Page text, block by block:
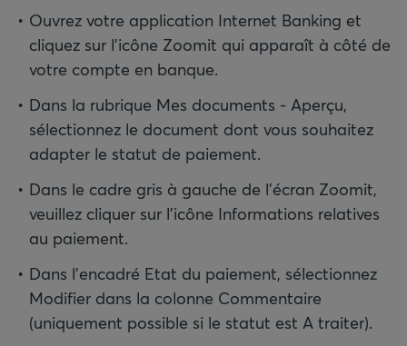
Ouvrez votre application Internet Banking et
cliquez sur l'icône Zoomit qui apparaît à côté de
votre compte en banque.
Dans la rubrique Mes documents - Aperçu,
sélectionnez le document dont vous souhaitez
adapter le statut de paiement.
Dans le cadre gris à gauche de l'écran Zoomit,
veuillez cliquer sur l'icône Informations relatives
au paiement.
Dans l'encadré Etat du paiement, sélectionnez
Modifier dans la colonne Commentaire
(uniquement possible si le statut est A traiter).